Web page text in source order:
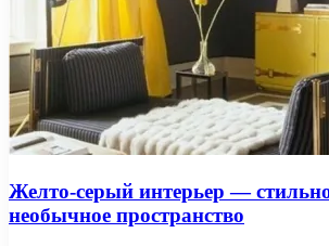
Желто-серый интерьер —
необычное пространство